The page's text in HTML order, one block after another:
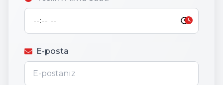
E-posta